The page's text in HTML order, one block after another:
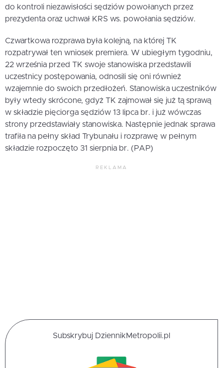
do kontroli niezawisłości sędziów powołanych przez
prezydenta oraz uchwał KRS ws. powołania sędziów.
Czwartkowa rozprawa była kolejną, na której TK
rozpatrywał ten wniosek premiera. W ubiegłym tygodniu,
22 września przed TK swoje stanowiska przedstawili
uczestnicy postępowania, odnosili się oni również
wzajemnie do swoich przedłożeń. Stanowiska uczestników
były wtedy skrócone, gdyż TK zajmował się już tą sprawą
w składzie pięciorga sędziów 13 lipca br. i już wówczas
strony przedstawiały stanowiska. Następnie jednak sprawa
trafiła na pełny skład Trybunału i rozprawę w pełnym
składzie rozpoczęto 31 sierpnia br. (PAP)
REKLAMA
Subskrybuj DziennikMetropolii.pl